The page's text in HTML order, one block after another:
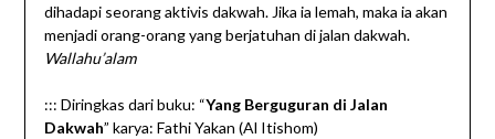
dihadapi seorang aktivis dakwah. Jika ia lemah, maka ia akan
menjadi orang-orang yang berjatuhan di jalan dakwah.
Wallahu’alam
::: Diringkas dari buku: “Yang Berguguran di Jalan
Dakwah” karya: Fathi Yakan (Al Itishom)